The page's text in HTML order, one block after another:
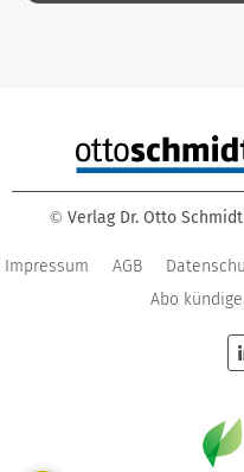
© Verlag Dr. Otto
Impressum AGB
Abo